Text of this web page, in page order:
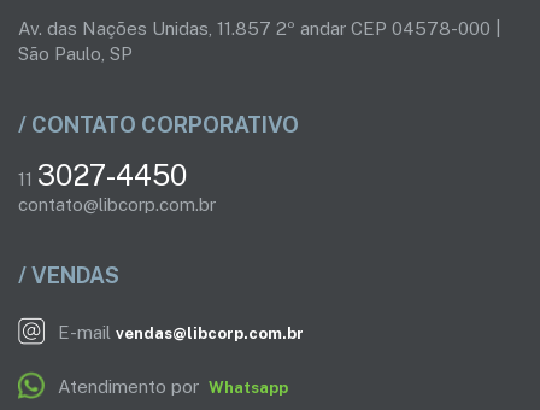
Av. das Nações Unidas, 11.857 2º andar CEP 04578-000 |
São Paulo, SP
/ CONTATO CORPORATIVO
11 3027-4450
contato@libcorp.com.br
/ VENDAS
E-mail vendas@libcorp.com.br
Atendimento por Whatsapp